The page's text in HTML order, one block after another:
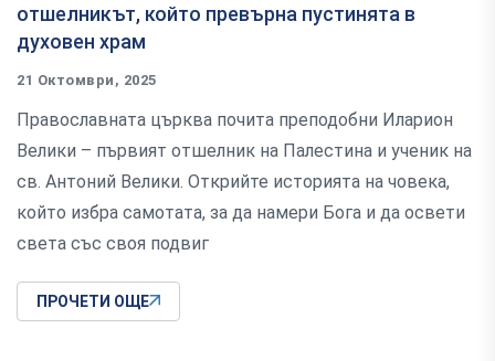
отшелникът, който превърна пустинята в
духовен храм
21 Октомври, 2025
Православната църква почита преподобни Иларион
Велики – първият отшелник на Палестина и ученик на
св. Антоний Велики. Открийте историята на човека,
който избра самотата, за да намери Бога и да освети
света със своя подвиг
ПРОЧЕТИ ОЩЕ